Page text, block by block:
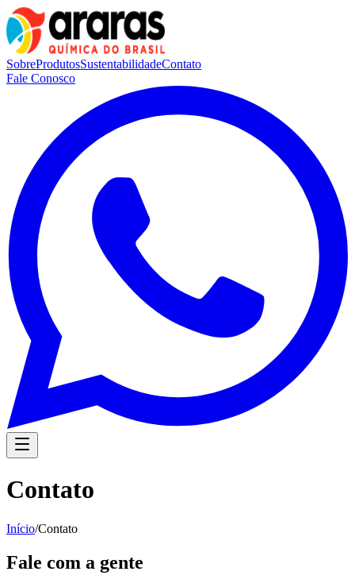
SobreProdutosSustentabilidadeContato
Fale Conosco
Contato
Início/Contato
Fale com a gente